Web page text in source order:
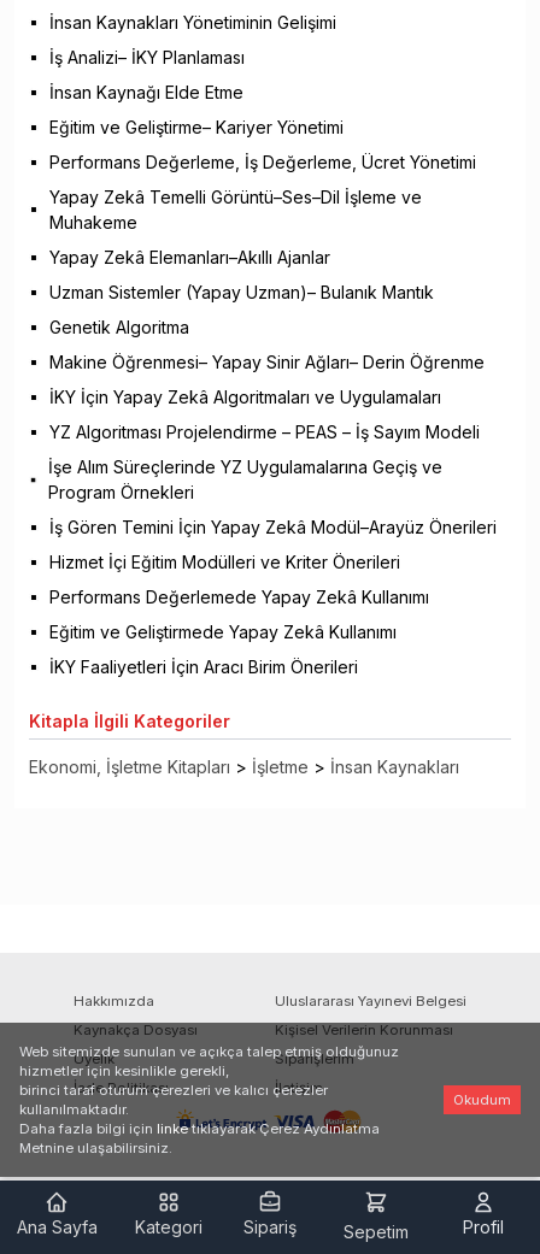
İnsan Kaynakları Yönetiminin Gelişimi
İş Analizi– İKY Planlaması
İnsan Kaynağı Elde Etme
Eğitim ve Geliştirme– Kariyer Yönetimi
Performans Değerleme, İş Değerleme, Ücret Yönetimi
Yapay Zekâ Temelli Görüntü–Ses–Dil İşleme ve
Muhakeme
Yapay Zekâ Elemanları–Akıllı Ajanlar
Uzman Sistemler (Yapay Uzman)– Bulanık Mantık
Genetik Algoritma
Makine Öğrenmesi– Yapay Sinir Ağları– Derin Öğrenme
İKY İçin Yapay Zekâ Algoritmaları ve Uygulamaları
YZ Algoritması Projelendirme – PEAS – İş Sayım Modeli
İşe Alım Süreçlerinde YZ Uygulamalarına Geçiş ve
Program Örnekleri
İş Gören Temini İçin Yapay Zekâ Modül–Arayüz Önerileri
Hizmet İçi Eğitim Modülleri ve Kriter Önerileri
Performans Değerlemede Yapay Zekâ Kullanımı
Eğitim ve Geliştirmede Yapay Zekâ Kullanımı
İKY Faaliyetleri İçin Aracı Birim Önerileri
Kitapla İlgili Kategoriler
Ekonomi, İşletme Kitapları > İşletme > İnsan Kaynakları
Hakkımızda
Uluslararası Yayınevi Belgesi
Kaynakça Dosyası
Kişisel Verilerin Korunması
Üyelik
Siparişlerim
İade Politikası
İletişim
Ana Sayfa Kategori Sipariş Sepetim Profil
Web sitemizde sunulan ve açıkça talep etmiş olduğunuz
hizmetler için kesinlikle gerekli,
birinci taraf oturum çerezleri ve kalıcı çerezler
kullanılmaktadır.
Daha fazla bilgi için linke tıklayarak Çerez Aydınlatma
Metnine ulaşabilirsiniz.
Okudum